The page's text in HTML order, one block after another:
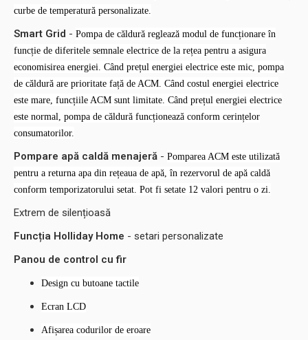
curbe de temperatură personalizate.
Smart Grid - Pompa de căldură reglează modul de funcționare în
funcție de diferitele semnale electrice de la rețea pentru a asigura
economisirea energiei. Când prețul energiei electrice este mic, pompa
de căldură are prioritate față de ACM. Când costul energiei electrice
este mare, funcțiile ACM sunt limitate. Când prețul energiei electrice
este normal, pompa de căldură funcționează conform cerințelor
consumatorilor.
Pompare apă caldă menajeră - Pomparea ACM este utilizată
pentru a returna apa din rețeaua de apă, în rezervorul de apă caldă
conform temporizatorului setat. Pot fi setate 12 valori pentru o zi.
Extrem de silențioasă
Funcția Holliday Home - setari personalizate
Panou de control cu fir
Design cu butoane tactile
Ecran LCD
Afișarea codurilor de eroare